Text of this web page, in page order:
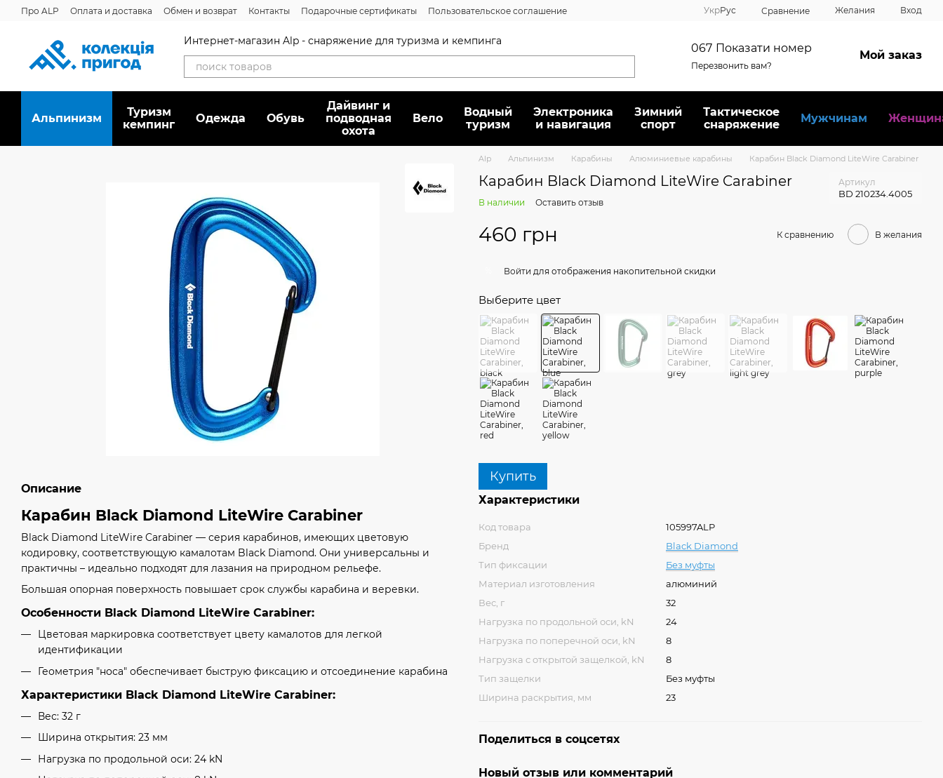
Перейти к основному контенту
Про ALP Оплата и доставка Обмен и возврат Контакты Подарочные сертификаты
Пользовательское соглашение
УкрРус Сравнение Желания Вход
Интернет-магазин Alp - снаряжение для туризма и кемпинга
067 Показати номер
Перезвонить вам?
Мой заказ
Альпинизм
Туризм
кемпинг
Oдежда Обувь
Дайвинг и
подводная
охота
Вело
Водный
туризм
Электроника
и навигация
Зимний
спорт
Тактическое
снаряжение
Мужчинам
Описание
Карабин Black Diamond LiteWire Carabiner
Black Diamond LiteWire Carabiner — серия карабинов, имеющих цветовую
кодировку, соответствующую камалотам Black Diamond. Они универсальны и
практичны – идеально подходят для лазания на природном рельефе.
Большая опорная поверхность повышает срок службы карабина и веревки.
Особенности Black Diamond LiteWire Carabiner:
Цветовая маркировка соответствует цвету камалотов для легкой
идентификации
Геометрия "носа" обеспечивает быструю фиксацию и отсоединение карабина
Характеристики Black Diamond LiteWire Carabiner:
Вес: 32 г
Ширина открытия: 23 мм
Нагрузка по продольной оси: 24 kN
Alp Альпинизм Карабины Алюминиевые карабины Карабин Black Diamond LiteWire Carabiner
Карабин Black Diamond LiteWire Carabiner Артикул
BD 210234.4005
В наличии Оставить отзыв
460 грн К сравнению В желания
Войти для отображения накопительной скидки
Выберите цвет
Купить
Характеристики
Код товара
105997ALP
Бренд
Black Diamond
Тип фиксации
Без муфты
Материал изготовления
алюминий
Вес, г
32
Нагрузка по продольной оси, kN
24
Нагрузка по поперечной оси, kN
8
Нагрузка с открытой защелкой, kN
8
Тип защелки
Без муфты
Ширина раскрытия, мм
23
Поделиться в соцсетях
Новый отзыв или комментарий